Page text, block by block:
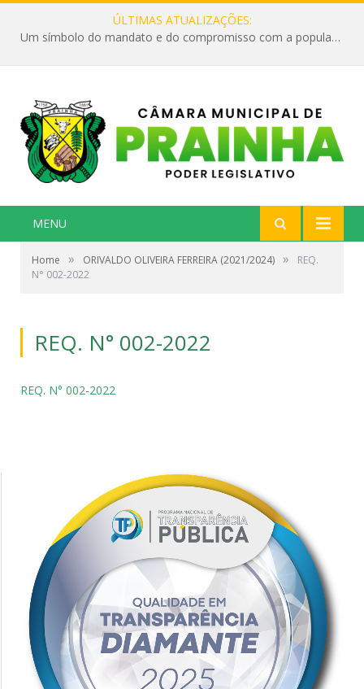
ÚLTIMAS ATUALIZAÇÕES:
Um símbolo do mandato e do compromisso com a população
MENU
Home » ORIVALDO OLIVEIRA FERREIRA (2021/2024) »
REQ.
N° 002-2022
REQ. N° 002-2022
REQ. N° 002-2022